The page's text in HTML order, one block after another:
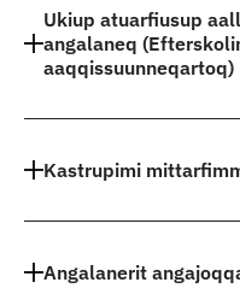
Ukiup atuarfiusup
angalaneq
aaqqissuunneqartoq)
Kastrupimi
Angalanerit